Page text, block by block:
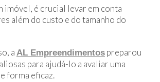
imóvel, é crucial levar em conta
além do custo e do tamanho do
a AL Empreendimentos preparou
para ajudá-lo a avaliar uma
forma eficaz.